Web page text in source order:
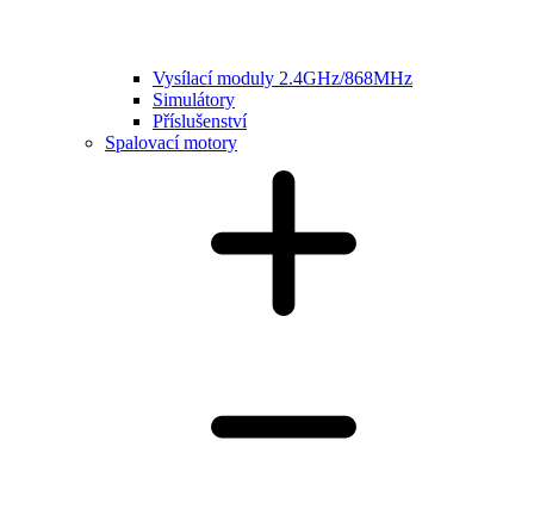
Vysílací moduly 2.4GHz/868MHz
Simulátory
Příslušenství
Spalovací motory